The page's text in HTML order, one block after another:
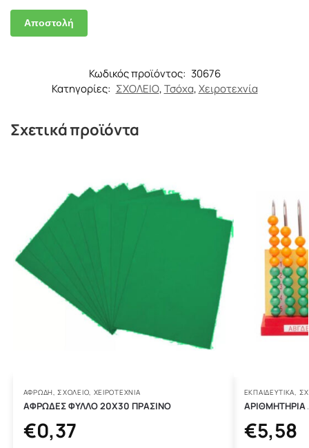
Κωδικός προϊόντος: 30676
Κατηγορίες: ΣΧΟΛΕΙΟ,Τσόχα,Χειροτεχνία
Σχετικά προϊόντα
ΑΦΡΏΔΗ,ΣΧΟΛΕΙΟ, ΧΕΙΡΟΤΕΧΝΊΑ
ΑΦΡΩΔΕΣ ΦΥΛΛΟ 20Χ30 ΠΡΑΣΙΝΟ
€0,37
ΕΚΠΑΙΔΕΥΤΙΚΆ,
ΑΡΙΘΜΗΤΗΡΙΑ
€5,58